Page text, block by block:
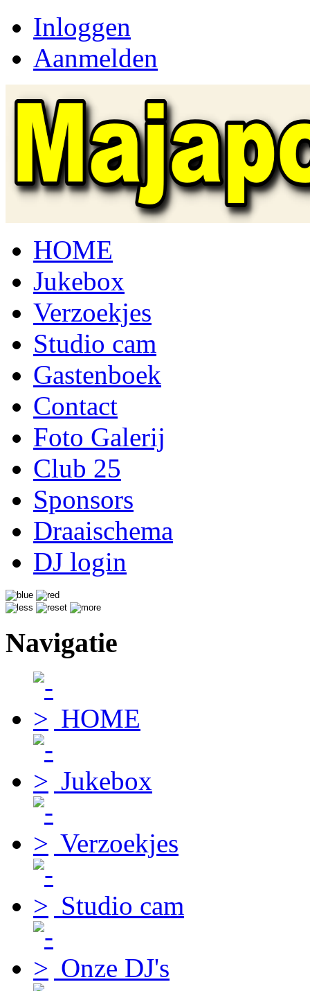
Inloggen
Aanmelden
HOME
Jukebox
Verzoekjes
Studio cam
Gastenboek
Contact
Foto Galerij
Club 25
Sponsors
Draaischema
DJ login
Navigatie
HOME
Jukebox
Verzoekjes
Studio cam
Onze DJ's